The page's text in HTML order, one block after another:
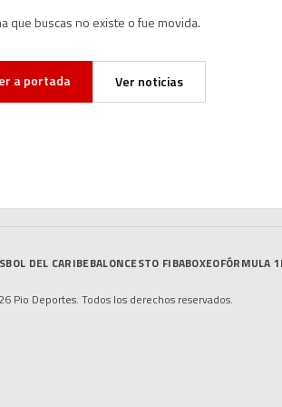
que buscas no existe o fue movida.
a portada Ver noticias
DEL CARIBEBALONCESTO FIBABOXEOFÓRMULA 1
Pio Deportes. Todos los derechos reservados.